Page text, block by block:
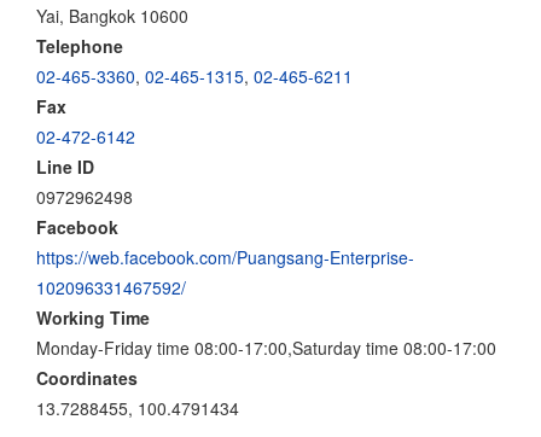
Yai, Bangkok 10600
Telephone
02-465-3360, 02-465-1315, 02-465-6211
Fax
02-472-6142
Line ID
0972962498
Facebook
https://web.facebook.com/Puangsang-Enterprise-
102096331467592/
Working Time
Monday-Friday time 08:00-17:00,Saturday time 08:00-17:00
Coordinates
13.7288455, 100.4791434